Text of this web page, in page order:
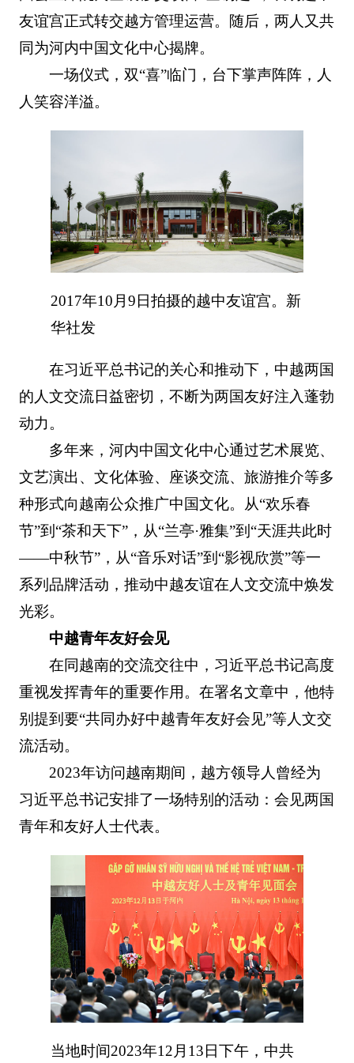
友谊宫正式转交越方管理运营。随后，两人又共
同为河内中国文化中心揭牌。
一场仪式，双“喜”临门，台下掌声阵阵，人
人笑容洋溢。
2017年10月9日拍摄的越中友谊宫。新
华社发
在习近平总书记的关心和推动下，中越两国
的人文交流日益密切，不断为两国友好注入蓬勃
动力。
多年来，河内中国文化中心通过艺术展览、
文艺演出、文化体验、座谈交流、旅游推介等多
种形式向越南公众推广中国文化。从“欢乐春
节”到“茶和天下”，从“兰亭·雅集”到“天涯共此时
——中秋节”，从“音乐对话”到“影视欣赏”等一
系列品牌活动，推动中越友谊在人文交流中焕发
光彩。
中越青年友好会见
在同越南的交流交往中，习近平总书记高度
重视发挥青年的重要作用。在署名文章中，他特
别提到要“共同办好中越青年友好会见”等人文交
流活动。
2023年访问越南期间，越方领导人曾经为
习近平总书记安排了一场特别的活动：会见两国
青年和友好人士代表。
当地时间2023年12月13日下午，中共